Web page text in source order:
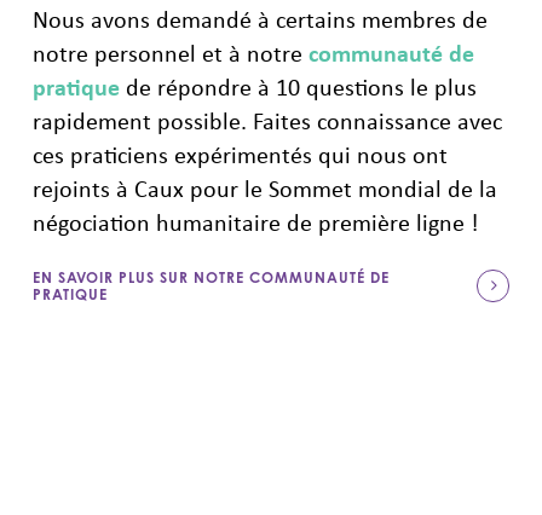
Nous avons demandé à certains membres de
notre personnel et à notre communauté de
pratiquede répondre à 10 questions le plus
rapidement possible. Faites connaissance avec
ces praticiens expérimentés qui nous ont
rejoints à Caux pour le Sommet mondial de la
négociation humanitaire de première ligne !
EN SAVOIR PLUS SUR NOTRE COMMUNAUTÉ DE
PRATIQUE